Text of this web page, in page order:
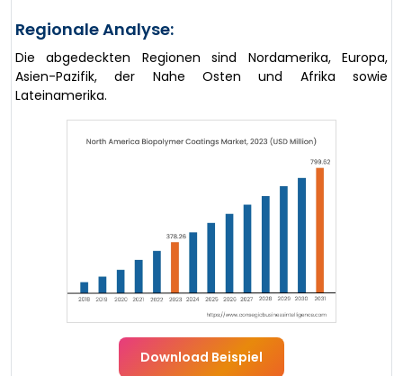
Regionale Analyse:
Die abgedeckten Regionen sind Nordamerika, Europa,
Asien-Pazifik, der Nahe Osten und Afrika sowie
Lateinamerika.
Download Beispiel